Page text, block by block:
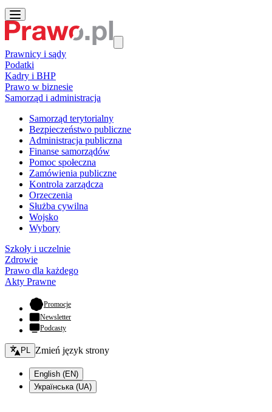
Prawnicy i sądy
Podatki
Kadry i BHP
Prawo w biznesie
Samorząd i administracja
Samorząd terytorialny
Bezpieczeństwo publiczne
Administracja publiczna
Finanse samorządów
Pomoc społeczna
Zamówienia publiczne
Kontrola zarządcza
Orzeczenia
Służba cywilna
Wojsko
Wybory
Szkoły i uczelnie
Zdrowie
Prawo dla każdego
Akty Prawne
Promocje- otwiera się w nowej karcie
Newsletter
Podcasty
Zmień język - bieżący:
PL Zmień język strony
English (EN)
Українська (UA)